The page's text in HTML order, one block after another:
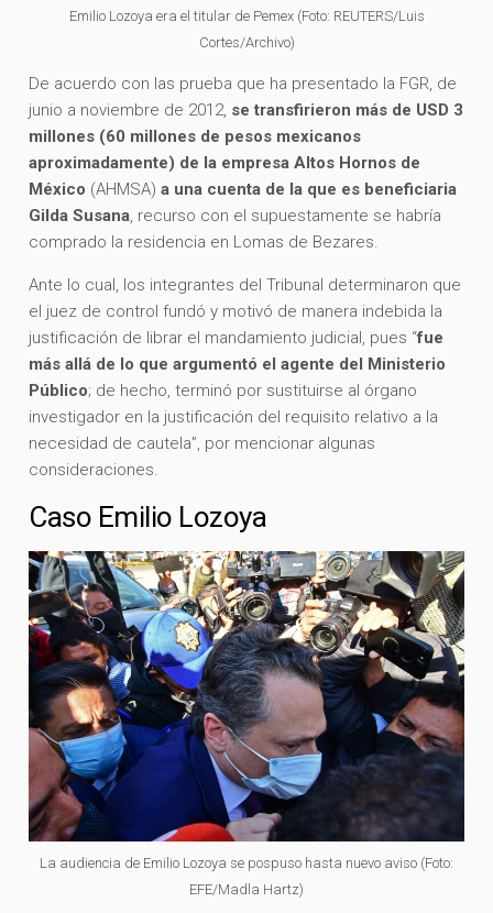
Emilio Lozoya era el titular de Pemex (Foto: REUTERS/Luis
Cortes/Archivo)
De acuerdo con las prueba que ha presentado la FGR, de
junio a noviembre de 2012, se transfirieron más de USD 3
millones (60 millones de pesos mexicanos
aproximadamente) de la empresa Altos Hornos de
México (AHMSA)a una cuenta de la que es beneficiaria
Gilda Susana, recurso con el supuestamente se habría
comprado la residencia en Lomas de Bezares.
Ante lo cual, los integrantes del Tribunal determinaron que
el juez de control fundó y motivó de manera indebida la
justificación de librar el mandamiento judicial, pues “fue
más allá de lo que argumentó el agente del Ministerio
Público; de hecho, terminó por sustituirse al órgano
investigador en la justificación del requisito relativo a la
necesidad de cautela”, por mencionar algunas
consideraciones.
Caso Emilio Lozoya
La audiencia de Emilio Lozoya se pospuso hasta nuevo aviso (Foto:
EFE/Madla Hartz)